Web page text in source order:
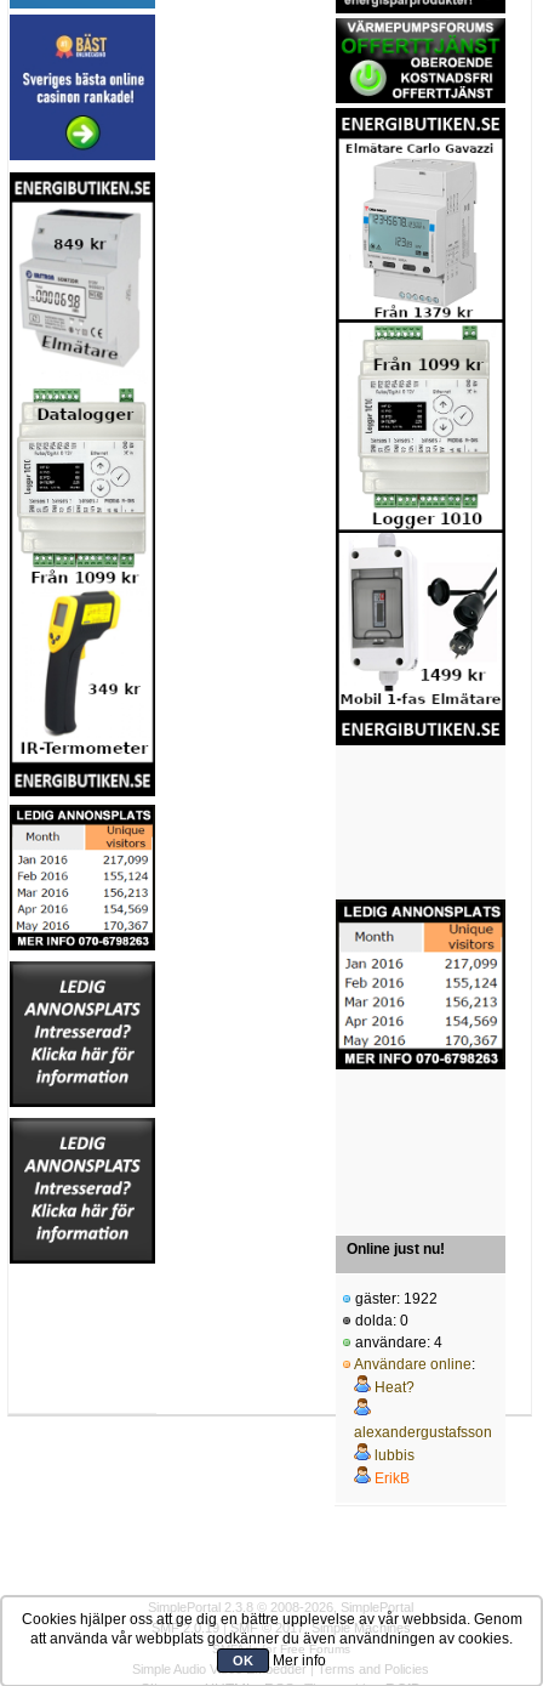
Online just nu!
gäster: 1922
dolda: 0
användare: 4
Användare online:
Heat?
alexandergustafsson
lubbis
ErikB
SimplePortal 2.3.8 © 2008-2026, SimplePortal
SMF 2.0.19|SMF © 2017,Simple Machines
SMFAdsfor Free Forums
Simple Audio Video Embedder|Terms and Policies
Cookies hjälper oss att ge dig en bättre upplevelse av vår webbsida. Genom
att använda vår webbplats godkänner du även användningen av cookies.
OK Mer info